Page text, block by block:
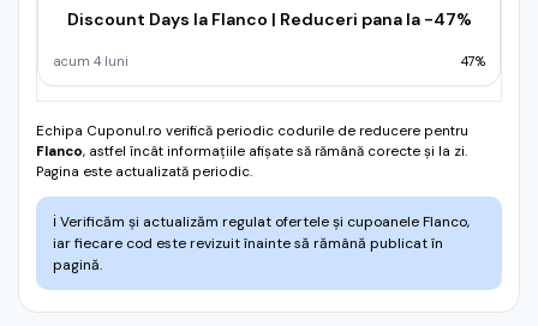
Discount Days la Flanco | Reduceri pana la -47%
acum 4 luni 47%
Echipa Cuponul.ro verifică periodic codurile de reducere pentru
Flanco, astfel încât informațiile afișate să rămână corecte și la zi.
Pagina este actualizată periodic.
ℹ️ Verificăm și actualizăm regulat ofertele și cupoanele Flanco,
iar fiecare cod este revizuit înainte să rămână publicat în
pagină.